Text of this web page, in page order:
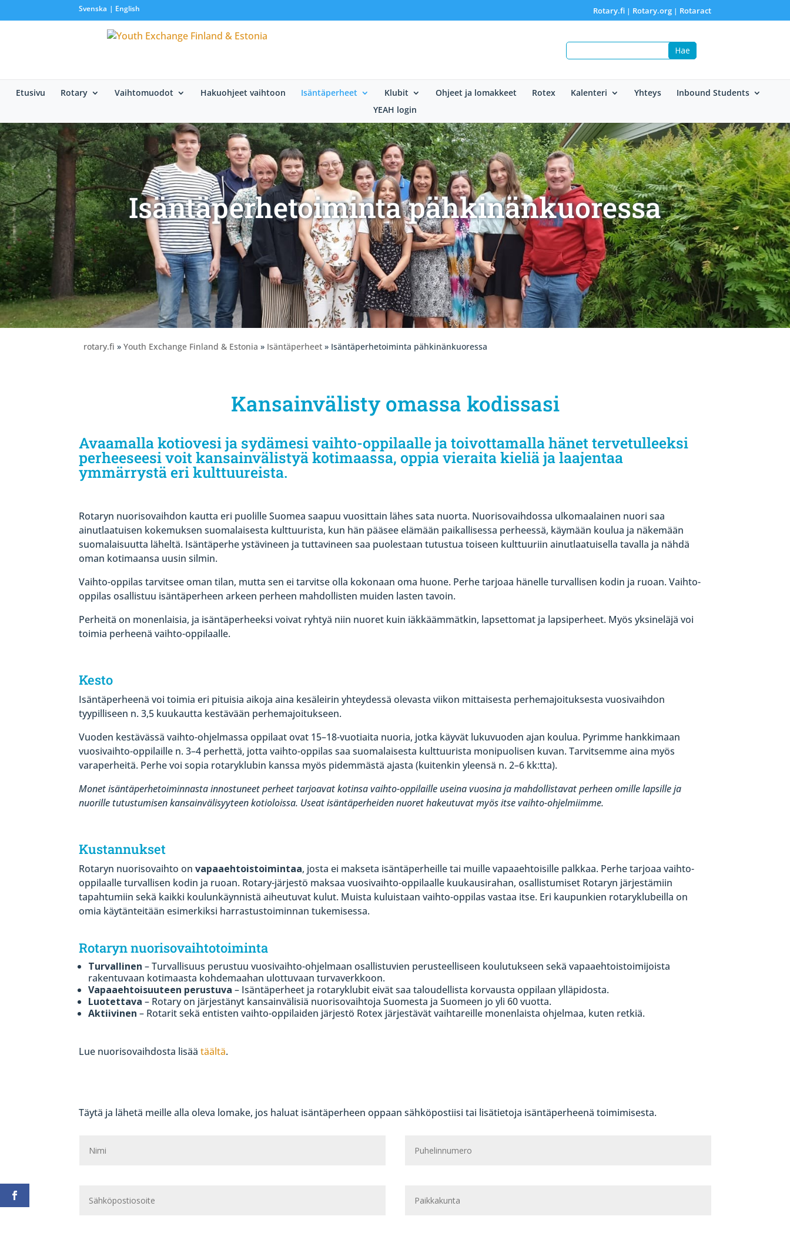
Svenska English Rotary.fi| Rotary.org| Rotaract
Etusivu Rotary Vaihtomuodot Hakuohjeet vaihtoon Isäntäperheet Klubit Ohjeet ja lomakkeet Rotex Kalenteri Yhteys
Inbound Students
YEAH login
Isäntäperhetoiminta pähkinänkuoressa
rotary.fi » Youth Exchange Finland & Estonia » Isäntäperheet » Isäntäperhetoiminta pähkinänkuoressa
Kansainvälisty omassa kodissasi
Avaamalla kotiovesi ja sydämesi vaihto-oppilaalle ja toivottamalla hänet tervetulleeksi
perheeseesi voit kansainvälistyä kotimaassa, oppia vieraita kieliä ja laajentaa
ymmärrystä eri kulttuureista.
Rotaryn nuorisovaihdon kautta eri puolille Suomea saapuu vuosittain lähes sata nuorta. Nuorisovaihdossa ulkomaalainen nuori saa
ainutlaatuisen kokemuksen suomalaisesta kulttuurista, kun hän pääsee elämään paikallisessa perheessä, käymään koulua ja näkemään
suomalaisuutta läheltä. Isäntäperhe ystävineen ja tuttavineen saa puolestaan tutustua toiseen kulttuuriin ainutlaatuisella tavalla ja nähdä
oman kotimaansa uusin silmin.
Vaihto-oppilas tarvitsee oman tilan, mutta sen ei tarvitse olla kokonaan oma huone. Perhe tarjoaa hänelle turvallisen kodin ja ruoan. Vaihto-
oppilas osallistuu isäntäperheen arkeen perheen mahdollisten muiden lasten tavoin.
Perheitä on monenlaisia, ja isäntäperheeksi voivat ryhtyä niin nuoret kuin iäkkäämmätkin, lapsettomat ja lapsiperheet. Myös yksineläjä voi
toimia perheenä vaihto-oppilaalle.
Kesto
Isäntäperheenä voi toimia eri pituisia aikoja aina kesäleirin yhteydessä olevasta viikon mittaisesta perhemajoituksesta vuosivaihdon
tyypilliseen n. 3,5 kuukautta kestävään perhemajoitukseen.
Vuoden kestävässä vaihto-ohjelmassa oppilaat ovat 15–18-vuotiaita nuoria, jotka käyvät lukuvuoden ajan koulua. Pyrimme hankkimaan
vuosivaihto-oppilaille n. 3–4 perhettä, jotta vaihto-oppilas saa suomalaisesta kulttuurista monipuolisen kuvan. Tarvitsemme aina myös
varaperheitä. Perhe voi sopia rotaryklubin kanssa myös pidemmästä ajasta (kuitenkin yleensä n. 2–6 kk:tta).
Monet isäntäperhetoiminnasta innostuneet perheet tarjoavat kotinsa vaihto-oppilaille useina vuosina ja mahdollistavat perheen omille lapsille ja
nuorille tutustumisen kansainvälisyyteen kotioloissa. Useat isäntäperheiden nuoret hakeutuvat myös itse vaihto-ohjelmiimme.
Kustannukset
Rotaryn nuorisovaihto onvapaaehtoistoimintaa, josta ei makseta isäntäperheille tai muille vapaaehtoisille palkkaa. Perhe tarjoaa vaihto-
oppilaalle turvallisen kodin ja ruoan. Rotary-järjestö maksaa vuosivaihto-oppilaalle kuukausirahan, osallistumiset Rotaryn järjestämiin
tapahtumiin sekä kaikki koulunkäynnistä aiheutuvat kulut. Muista kuluistaan vaihto-oppilas vastaa itse. Eri kaupunkien rotaryklubeilla on
omia käytänteitään esimerkiksi harrastustoiminnan tukemisessa.
Rotaryn nuorisovaihtotoiminta
Turvallinen – Turvallisuus perustuu vuosivaihto-ohjelmaan osallistuvien perusteelliseen koulutukseen sekä vapaaehtoistoimijoista
rakentuvaan kotimaasta kohdemaahan ulottuvaan turvaverkkoon.
Vapaaehtoisuuteen perustuva – Isäntäperheet ja rotaryklubit eivät saa taloudellista korvausta oppilaan ylläpidosta.
Luotettava– Rotary on järjestänyt kansainvälisiä nuorisovaihtoja Suomesta ja Suomeen jo yli 60 vuotta.
Aktiivinen– Rotarit sekä entisten vaihto-oppilaiden järjestö Rotex järjestävät vaihtareille monenlaista ohjelmaa, kuten retkiä.
Lue nuorisovaihdosta lisäätäältä.
Täytä ja lähetä meille alla oleva lomake, jos haluat isäntäperheen oppaan sähköpostiisi tai lisätietoja isäntäperheenä toimimisesta.